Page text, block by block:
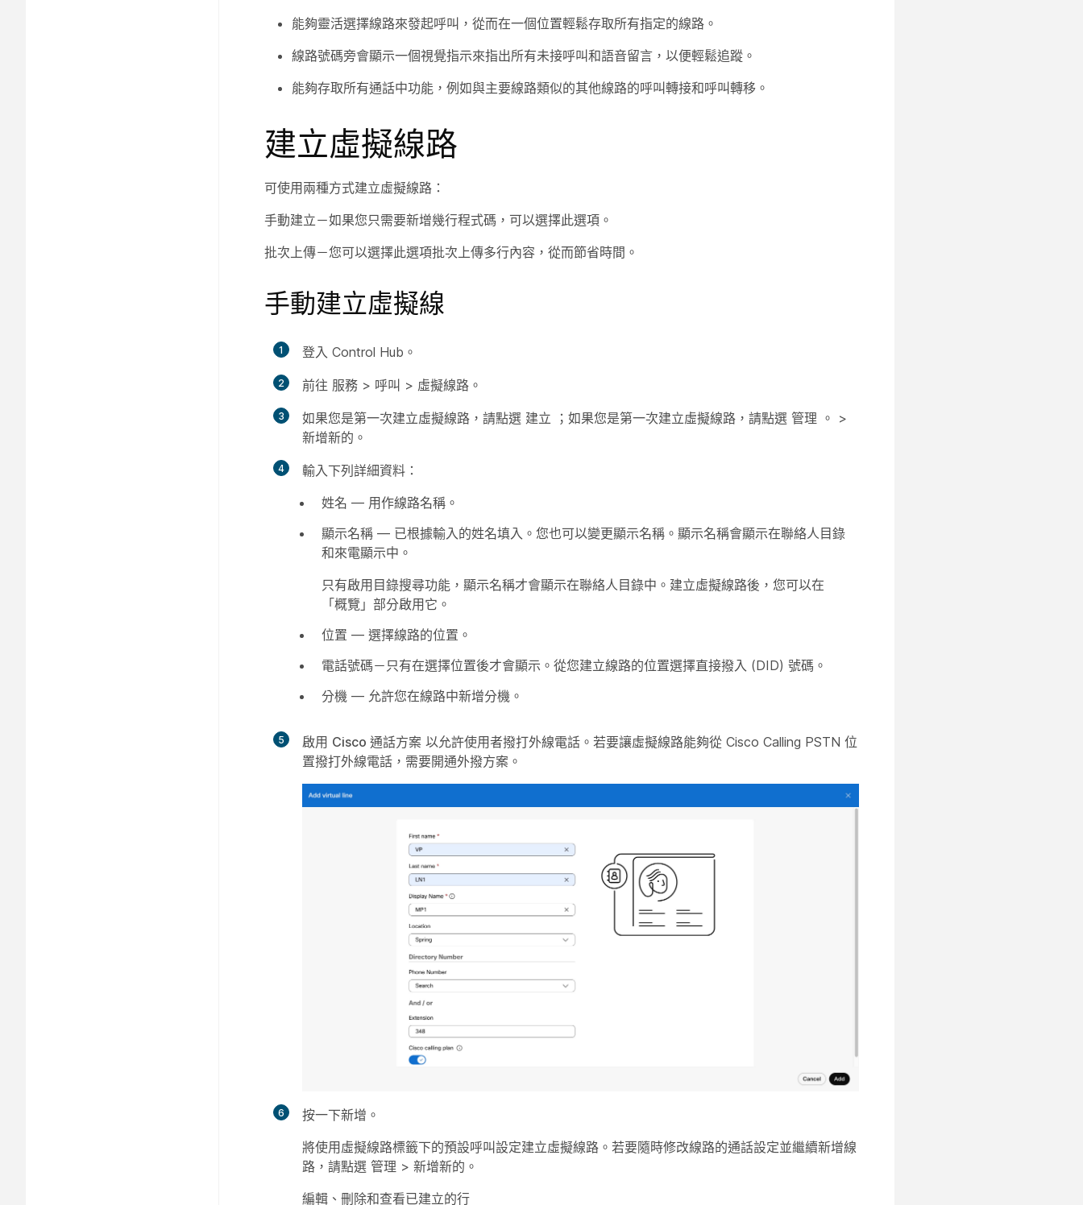
能夠靈活選擇線路來發起呼叫，從而在一個位置輕鬆存取所有指定的線路。
線路號碼旁會顯示一個視覺指示來指出所有未接呼叫和語音留言，以便輕鬆追蹤。
能夠存取所有通話中功能，例如與主要線路類似的其他線路的呼叫轉接和呼叫轉移。
建立虛擬線路
可使用兩種方式建立虛擬線路：
手動建立－如果您只需要新增幾行程式碼，可以選擇此選項。
批次上傳－您可以選擇此選項批次上傳多行內容，從而節省時間。
手動建立虛擬線
1 登入 Control Hub。
2 前往 服務 > 呼叫 > 虛擬線路 。
3 如果您是第一次建立虛擬線路，請點選 建立 ；如果您是第一次建立虛擬線路，請點選 管理 。 >
新增新的 。
4
輸入下列詳細資料：
姓名 — 用作線路名稱。
顯示名稱 — 已根據輸入的姓名填入。您也可以變更顯示名稱。顯示名稱會顯示在聯絡人目錄
和來電顯示中。
只有啟用目錄搜尋功能，顯示名稱才會顯示在聯絡人目錄中。建立虛擬線路後，您可以在
「概覽」部分啟用它。
位置 — 選擇線路的位置。
電話號碼－只有在選擇位置後才會顯示。從您建立線路的位置選擇直接撥入 (DID) 號碼。
分機 — 允許您在線路中新增分機。
5 啟用 Cisco 通話方案 以允許使用者撥打外線電話。若要讓虛擬線路能夠從 Cisco Calling PSTN 位
置撥打外線電話，需要開通外撥方案。
6 按一下新增 。
將使用 虛擬線路標籤下的預設呼叫設定建立虛擬線路。若要隨時修改線路的通話設定並繼續新增線
路，請點選 管理 > 新增新的 。
編輯、刪除和查看已建立的行